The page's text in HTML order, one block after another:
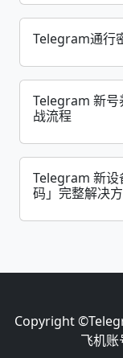
Telegram通行
Telegram 新号
战流程
Telegram 新设
码」完整解决
Copyright ©
飞机